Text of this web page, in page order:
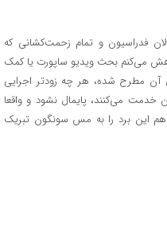
فدراسیون و تمام زحمت‌کشانی که
می‌کنم بحث ویدیو ساپورت یا کمک
مطرح شده، هر چه زودتر اجرایی
می‌کنند، پایمال نشود و واقعا
هم این برد را به مس سونگون تبریک